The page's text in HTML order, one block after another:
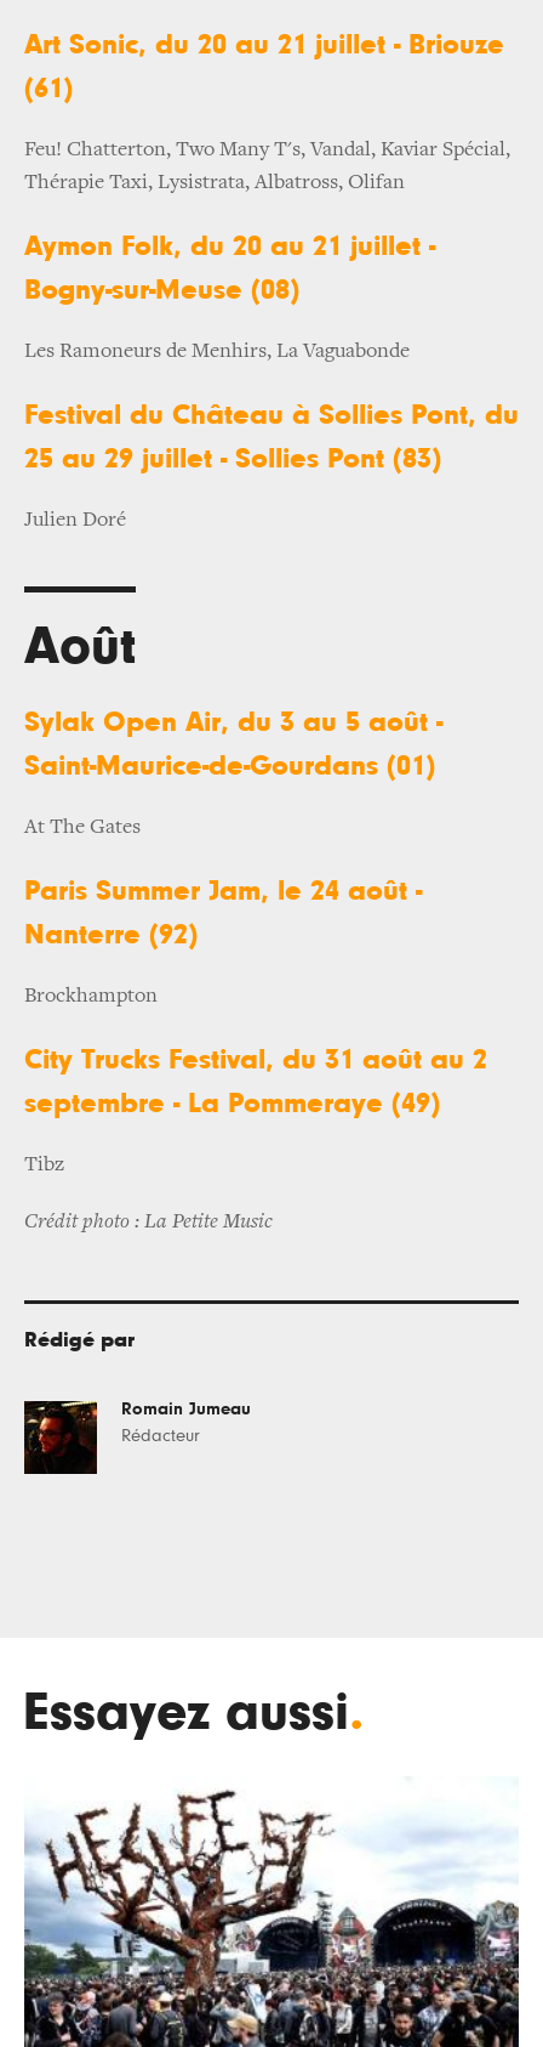
Art Sonic, du 20 au 21 juillet - Briouze
(61)
Feu! Chatterton, Two Many T's, Vandal, Kaviar Spécial,
Thérapie Taxi, Lysistrata, Albatross, Olifan
Aymon Folk, du 20 au 21 juillet -
Bogny-sur-Meuse (08)
Les Ramoneurs de Menhirs, La Vaguabonde
Festival du Château à Sollies Pont, du
25 au 29 juillet - Sollies Pont (83)
Julien Doré
Août
Sylak Open Air, du 3 au 5 août -
Saint-Maurice-de-Gourdans (01)
At The Gates
Paris Summer Jam, le 24 août -
Nanterre (92)
Brockhampton
City Trucks Festival, du 31 août au 2
septembre - La Pommeraye (49)
Tibz
Crédit photo : La Petite Music
Rédigé par
Romain Jumeau
Rédacteur
Essayez aussi.